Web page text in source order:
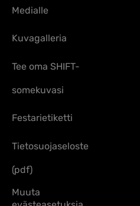
Medialle
Kuvagalleria
Tee oma SHIFT-
somekuvasi
Festarietiketti
Tietosuojaseloste
(pdf)
Muuta